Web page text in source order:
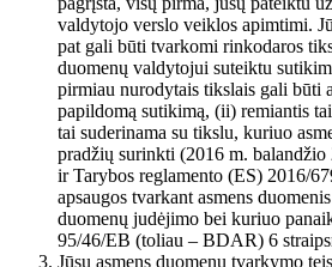
valdytojo verslo veiklos apimtimi.
pat gali būti tvarkomi rinkodaros
duomenų valdytojui suteiktu
pirmiau nurodytais tikslais gali būti
papildomą sutikimą, (ii) remiantis
tai suderinama su tikslu, kuriuo
pradžių surinkti (2016 m. balandžio
ir Tarybos reglamento (ES) 2016/
apsaugos tvarkant asmens
duomenų judėjimo bei kuriuo
95/46/EB (toliau – BDAR) 6
Jūsų asmens duomenų tvarkymo